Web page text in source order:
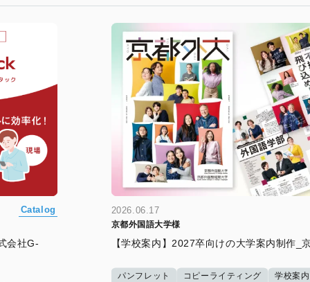
Catalog
会社G-
2026.06.17
京都外国語大学様
【学校案内】2027卒向けの大学案内制作_
パンフレット コピーライティング 学校案内